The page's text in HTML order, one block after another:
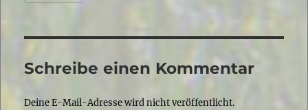
Schreibe einen Kommentar
Deine E-Mail-Adresse wird nicht veröffentlicht.